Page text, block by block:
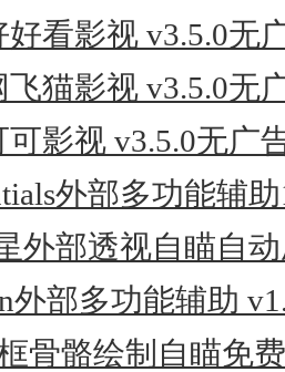
好看影视 v3.5.0无
飞猫影视 v3.5.0无
可影视 v3.5.0无广
外部多功能辅
外部透视自瞄自
外部多功能辅助
骨骼绘制自瞄免